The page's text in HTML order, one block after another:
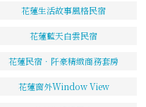
花蓮生活故事風格民宿
花蓮藍天白雲民宿
花蓮民宿．阡豪精緻商務套房
花蓮窗外Window View